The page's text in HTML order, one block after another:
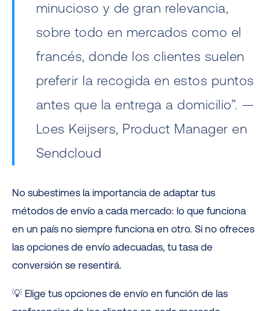
minucioso y de gran relevancia,
sobre todo en mercados como el
francés, donde los clientes suelen
preferir la recogida en estos puntos
antes que la entrega a domicilio”. —
Loes Keijsers, Product Manager en
Sendcloud
No subestimes la importancia de adaptar tus
métodos de envío a cada mercado: lo que funciona
en un país no siempre funciona en otro. Si no ofreces
las opciones de envío adecuadas, tu tasa de
conversión se resentirá.
💡 Elige tus opciones de envío en función de las